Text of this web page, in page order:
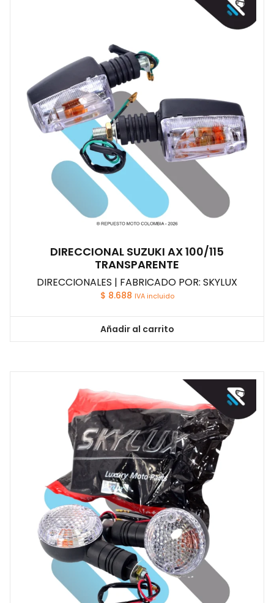
DIRECCIONAL SUZUKI AX 100/115
TRANSPARENTE
DIRECCIONALES | FABRICADO POR: SKYLUX
$ 8.688 IVA incluido
Añadir al carrito